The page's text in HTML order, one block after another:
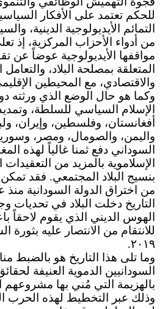
للحكم تعتمد على الأفكار
التمائم الأيديولوجية الدينية،
من أدواء الأحزاب المركزية، إذ
مواقفها الأيديولوجية عوضاً عن
المتعلقة بمصلحة البلاد،
والاقتصادي، مع المحيطين
وكما هو حال الوضع الذي ورثته
الإسلام السياسي للسلطة،
أفغانستان، وفلسطين، وإيران،
واليمن، والصومال، ومصر،
السوداني دفع ثمنا غالياً لهذه
الإسلاموية بالمزيد من
بنسيج البلاد المجتمعي. فقد
التاريخ دخلت البلاد في تحديات
الهوس الديني الذي يقوم لاحقاً
للانتقام من الانتصار عليه
٢٠١٩.
وما تلى هذا التاريخ هو بالضبط
السودانيين الدموية العنيفة
بالهزيمة التي مُني بها مشروعهم
وذلك عبر التخطيط لهذه الحرب